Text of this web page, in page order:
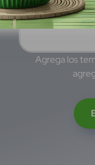
Agrega los